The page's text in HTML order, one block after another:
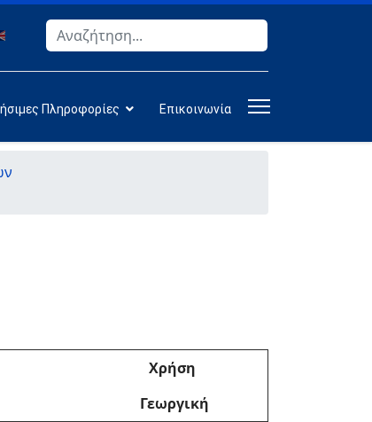
Αναζήτηση
Πληροφορίες Επικοινωνία
Χρήση
Γεωργική